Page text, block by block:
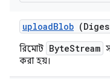
uploadBlob
রিমোট ByteStream
করা হয়।